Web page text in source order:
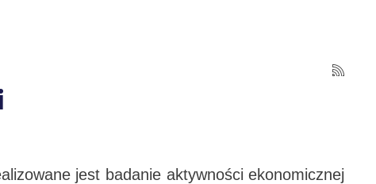
jest badanie aktywności ekonomicznej